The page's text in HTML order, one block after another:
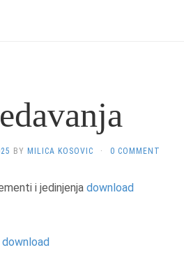
BY MILICA KOSOVIC · 0 COMMENT
i jedinjenja download
download